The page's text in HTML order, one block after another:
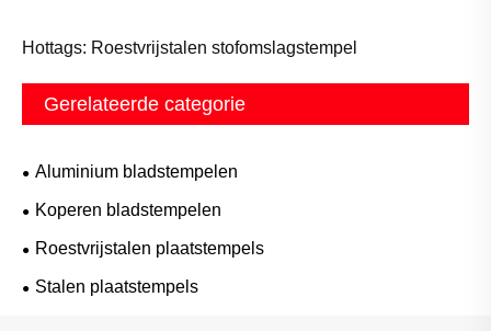
Hottags: Roestvrijstalen stofomslagstempel
Gerelateerde categorie
Aluminium bladstempelen
Koperen bladstempelen
Roestvrijstalen plaatstempels
Stalen plaatstempels